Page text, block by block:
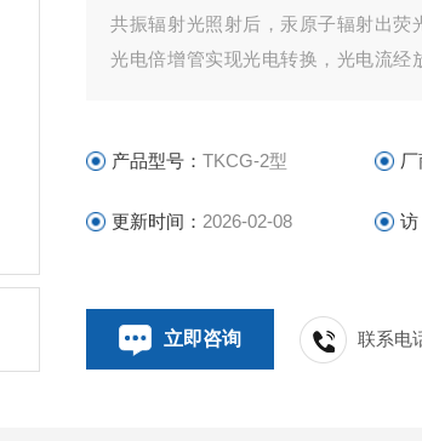
共振辐射光照射后，汞原子辐射出荧
光电倍增管实现光电转换，光电流经
各级环境监测部门、食品卫生、质量
产品型号：TKCG-2型 厂
更新时间： 2026-02-08
立即咨询 联系电